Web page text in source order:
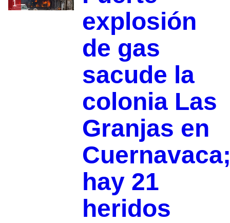
1
explosión
de gas
sacude la
colonia Las
Granjas en
hay 21
heridos